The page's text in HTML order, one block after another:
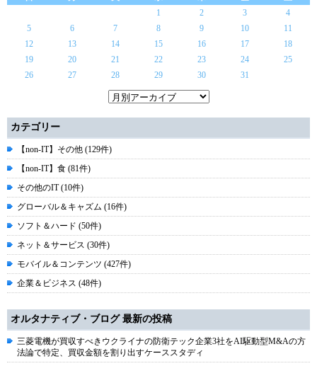
1
2 3
4
5
6 7 8 9 10
11
12
13 14 15 16 17
18
19
20 21 22 23 24
25
26
27 28 29 30 31
カテゴリー
【non-IT】その他 (129件)
【non-IT】食 (81件)
その他のIT (10件)
グローバル＆キャズム (16件)
ソフト＆ハード (50件)
ネット＆サービス (30件)
モバイル＆コンテンツ (427件)
企業＆ビジネス (48件)
オルタナティブ・ブログ 最新の投稿
三菱電機が買収すべきウクライナの防衛テック企業3社をAI駆動型M&Aの方
法論で特定、買収金額を割り出すケーススタディ